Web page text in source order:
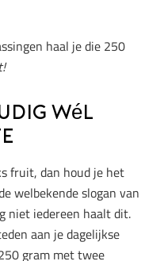
haal je die 250
wél
fruit, dan houd je het
welbekende slogan van
niet iedereen haalt dit.
aan je dagelijkse
gram met twee